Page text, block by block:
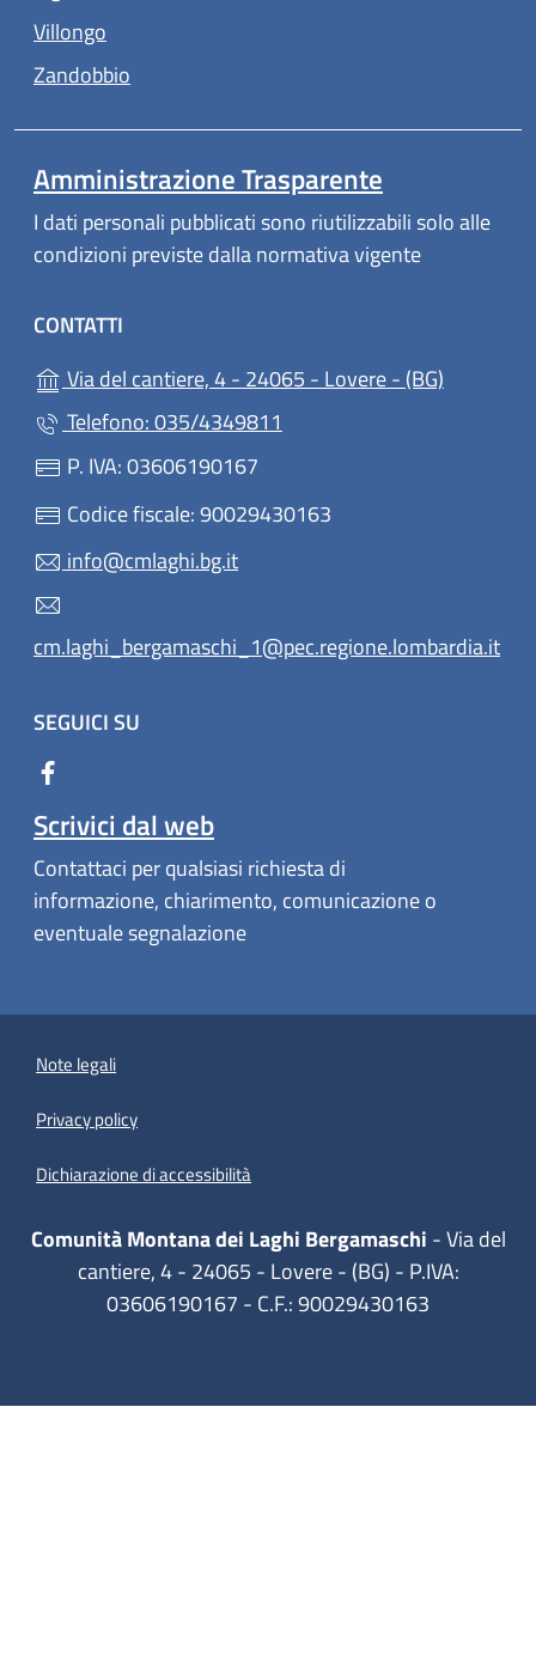
Villongo
Zandobbio
Amministrazione Trasparente
I dati personali pubblicati sono riutilizzabili solo alle
condizioni previste dalla normativa vigente
CONTATTI
Via del cantiere, 4 - 24065 - Lovere - (BG)
Telefono: 035/4349811
P. IVA: 03606190167
Codice fiscale: 90029430163
info@cmlaghi.bg.it
cm.laghi_bergamaschi_1@pec.regione.lombardia.it
SEGUICI SU
Scrivici dal web
Contattaci per qualsiasi richiesta di
informazione, chiarimento, comunicazione o
eventuale segnalazione
Note legali
Privacy policy
Dichiarazione di accessibilità
Comunità Montana dei Laghi Bergamaschi - Via del
cantiere, 4 - 24065 - Lovere - (BG) - P.IVA:
03606190167 - C.F.: 90029430163